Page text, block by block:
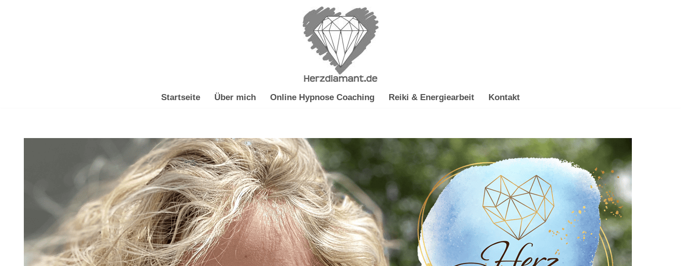
Startseite Über mich Online Hypnose Coaching Reiki & Energiearbeit Kontakt